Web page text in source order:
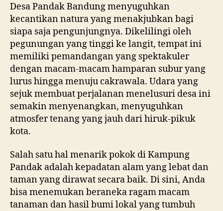
Desa Pandak Bandung menyuguhkan
kecantikan natura yang menakjubkan bagi
siapa saja pengunjungnya. Dikelilingi oleh
pegunungan yang tinggi ke langit, tempat ini
memiliki pemandangan yang spektakuler
dengan macam-macam hamparan subur yang
lurus hingga menuju cakrawala. Udara yang
sejuk membuat perjalanan menelusuri desa ini
semakin menyenangkan, menyuguhkan
atmosfer tenang yang jauh dari hiruk-pikuk
kota.
Salah satu hal menarik pokok di Kampung
Pandak adalah kepadatan alam yang lebat dan
taman yang dirawat secara baik. Di sini, Anda
bisa menemukan beraneka ragam macam
tanaman dan hasil bumi lokal yang tumbuh